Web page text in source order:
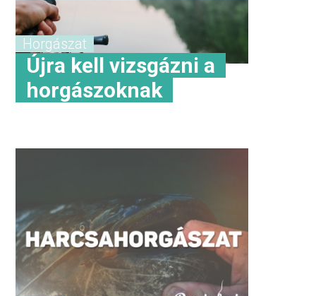
Horgászat
Újra kell vizsgázni a
horgászoknak